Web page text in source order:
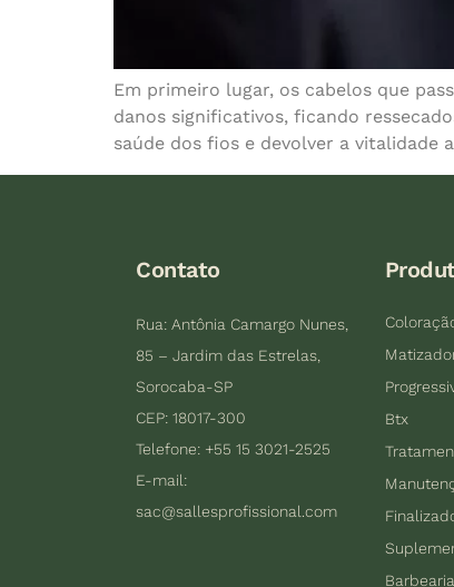
Em primeiro lugar, os cabelos que
danos significativos, ficando
saúde dos fios e devolver a vitalidade
Contato
Rua: Antônia Camargo Nunes,
85 – Jardim das Estrelas,
Sorocaba-SP
CEP: 18017-300
Telefone: +55 15 3021-2525
E-mail:
sac@sallesprofissional.com
Btx
Barbearia